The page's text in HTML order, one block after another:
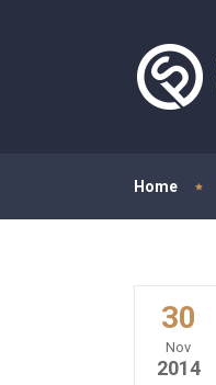
Home
30
Nov
2014